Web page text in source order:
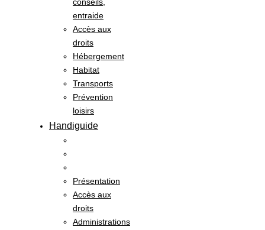
entraide
Accès aux
droits
Hébergement
Habitat
Transports
Prévention
loisirs
Handiguide
Présentation
Accès aux
droits
Administrations